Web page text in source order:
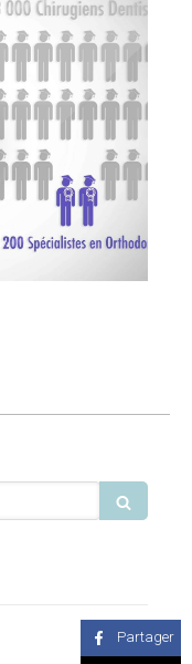
Partager